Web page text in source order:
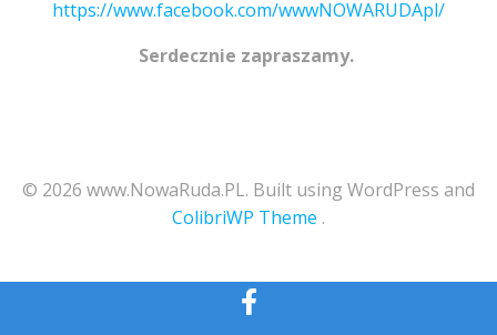
https://www.facebook.com/wwwNOWARUDApl/
Serdecznie zapraszamy.
© 2026 www.NowaRuda.PL. Built using WordPress and
ColibriWP Theme .